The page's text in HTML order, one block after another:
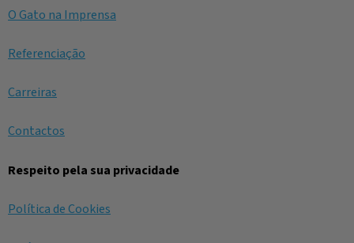
O Gato na Imprensa
Referenciação
Carreiras
Contactos
Respeito pela sua privacidade
Política de Cookies